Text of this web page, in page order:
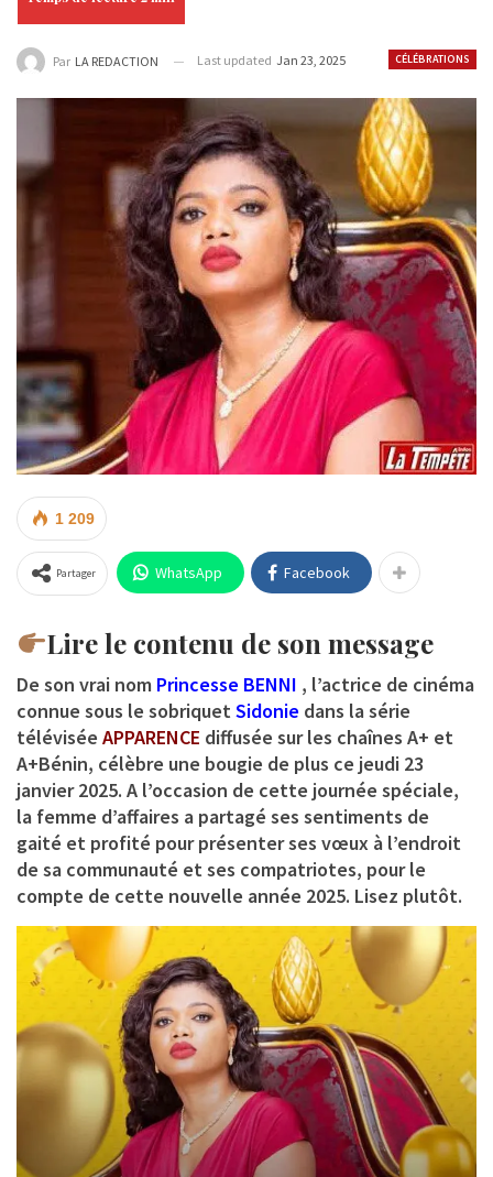
CÉLÉBRATIONS
Par LA REDACTION Last updated Jan 23, 2025
1 209
Partager WhatsApp Facebook
Lire le contenu de son message
De son vrai nom Princesse BENNI , l’actrice de cinéma
connue sous le sobriquetSidonie dans la série
télévisée APPARENCE diffusée sur les chaînes A+ et
A+Bénin, célèbre une bougie de plus ce jeudi 23
janvier 2025. A l’occasion de cette journée spéciale,
la femme d’affaires a partagé ses sentiments de
gaité et profité pour présenter ses vœux à l’endroit
de sa communauté et ses compatriotes, pour le
compte de cette nouvelle année 2025. Lisez plutôt.